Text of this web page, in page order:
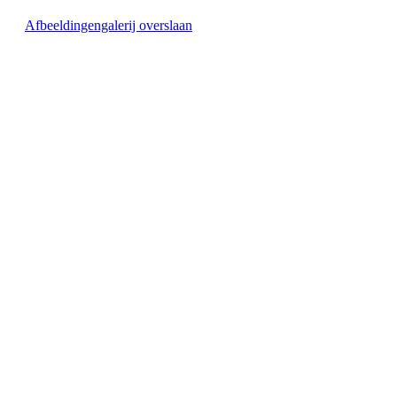
Afbeeldingengalerij overslaan